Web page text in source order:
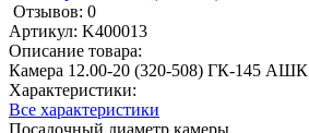
Отзывов: 0
Артикул: K400013
Описание товара:
Камера 12.00-20 (320-508) ГК-145 АШК
Характеристики:
Все характеристики
Посадочный диаметр камеры